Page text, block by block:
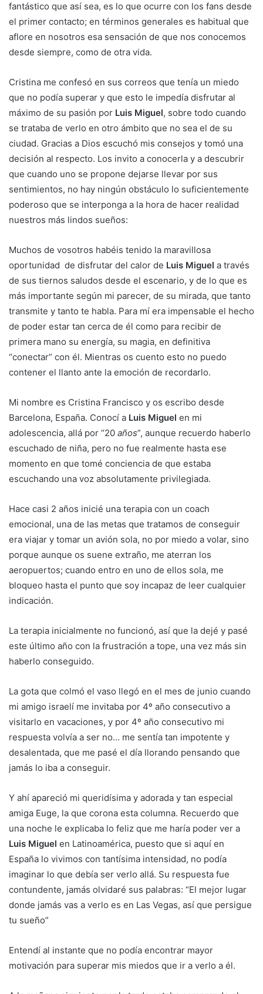
fantástico que así sea, es lo que ocurre con los fans desde
el primer contacto; en términos generales es habitual que
aflore en nosotros esa sensación de que nos conocemos
desde siempre, como de otra vida.
Cristina me confesó en sus correos que tenía un miedo
que no podía superar y que esto le impedía disfrutar al
máximo de su pasión por Luis Miguel, sobre todo cuando
se trataba de verlo en otro ámbito que no sea el de su
ciudad. Gracias a Dios escuchó mis consejos y tomó una
decisión al respecto. Los invito a conocerla y a descubrir
que cuando uno se propone dejarse llevar por sus
sentimientos, no hay ningún obstáculo lo suficientemente
poderoso que se interponga a la hora de hacer realidad
nuestros más lindos sueños:
Muchos de vosotros habéis tenido la maravillosa
oportunidad de disfrutar del calor de Luis Miguel a través
de sus tiernos saludos desde el escenario, y de lo que es
más importante según mi parecer, de su mirada, que tanto
transmite y tanto te habla. Para mí era impensable el hecho
de poder estar tan cerca de él como para recibir de
primera mano su energía, su magia, en definitiva
“conectar” con él. Mientras os cuento esto no puedo
contener el llanto ante la emoción de recordarlo.
Mi nombre es Cristina Francisco y os escribo desde
Barcelona, España. Conocí a Luis Miguel en mi
adolescencia, allá por “20 años”, aunque recuerdo haberlo
escuchado de niña, pero no fue realmente hasta ese
momento en que tomé conciencia de que estaba
escuchando una voz absolutamente privilegiada.
Hace casi 2 años inicié una terapia con un coach
emocional, una de las metas que tratamos de conseguir
era viajar y tomar un avión sola, no por miedo a volar, sino
porque aunque os suene extraño, me aterran los
aeropuertos; cuando entro en uno de ellos sola, me
bloqueo hasta el punto que soy incapaz de leer cualquier
indicación.
La terapia inicialmente no funcionó, así que la dejé y pasé
este último año con la frustración a tope, una vez más sin
haberlo conseguido.
La gota que colmó el vaso llegó en el mes de junio cuando
mi amigo israelí me invitaba por 4º año consecutivo a
visitarlo en vacaciones, y por 4º año consecutivo mi
respuesta volvía a ser no… me sentía tan impotente y
desalentada, que me pasé el día llorando pensando que
jamás lo iba a conseguir.
Y ahí apareció mi queridísima y adorada y tan especial
amiga Euge, la que corona esta columna. Recuerdo que
una noche le explicaba lo feliz que me haría poder ver a
Luis Miguel en Latinoamérica, puesto que si aquí en
España lo vivimos con tantísima intensidad, no podía
imaginar lo que debía ser verlo allá. Su respuesta fue
contundente, jamás olvidaré sus palabras: “El mejor lugar
donde jamás vas a verlo es en Las Vegas, así que persigue
tu sueño”
Entendí al instante que no podía encontrar mayor
motivación para superar mis miedos que ir a verlo a él.